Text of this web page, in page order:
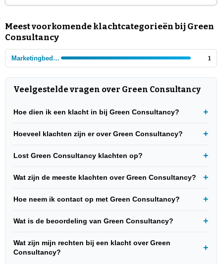
Meest voorkomende klachtcategorieën bij Green
Consultancy
Marketingbedrijven 1
Veelgestelde vragen over Green Consultancy
Hoe dien ik een klacht in bij Green Consultancy?
Hoeveel klachten zijn er over Green Consultancy?
Lost Green Consultancy klachten op?
Wat zijn de meeste klachten over Green Consultancy?
Hoe neem ik contact op met Green Consultancy?
Wat is de beoordeling van Green Consultancy?
Wat zijn mijn rechten bij een klacht over Green
Consultancy?